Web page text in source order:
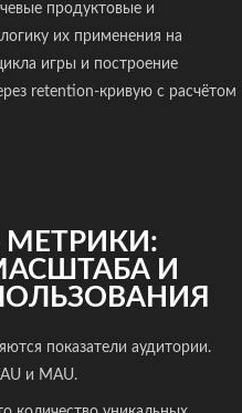
продуктовые и
их применения на
игры и построение
retention-кривую с расчётом
И
показатели аудитории.
и MAU.